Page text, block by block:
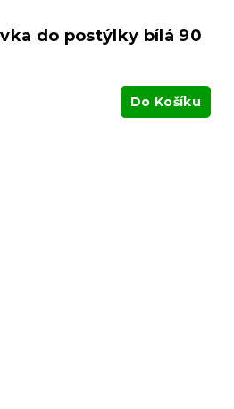
do postýlky bílá 90
Do Košíku